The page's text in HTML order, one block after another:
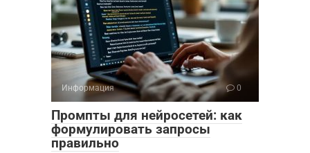
Информация 0
Промпты для нейросетей: как
формулировать запросы
правильно